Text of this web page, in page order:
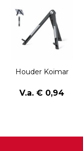
Houder Koimar
V.a. € 0,94